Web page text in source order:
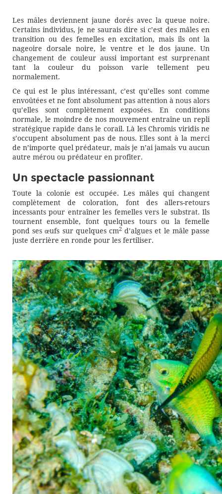
Les mâles deviennent jaune dorés avec la queue noire.
Certains individus, je ne saurais dire si c’est des mâles en
transition ou des femelles en excitation, mais ils ont la
nageoire dorsale noire, le ventre et le dos jaune. Un
changement de couleur aussi important est surprenant
tant la couleur du poisson varie tellement peu
normalement.
Ce qui est le plus intéressant, c’est qu’elles sont comme
envoûtées et ne font absolument pas attention à nous alors
qu’elles sont complètement exposées. En conditions
normale, le moindre de nos mouvement entraîne un repli
stratégique rapide dans le corail. Là les Chromis viridis ne
s’occupent absolument pas de nous. Elles sont à la merci
de n’importe quel prédateur, mais je n’ai jamais vu aucun
autre mérou ou prédateur en profiter.
Un spectacle passionnant
Toute la colonie est occupée. Les mâles qui changent
complètement de coloration, font des allers-retours
incessants pour entraîner les femelles vers le substrat. Ils
tournent ensemble, font quelques tours ou la femelle
pond ses œufs sur quelques cm2 d’algues et le mâle passe
juste derrière en ronde pour les fertiliser.